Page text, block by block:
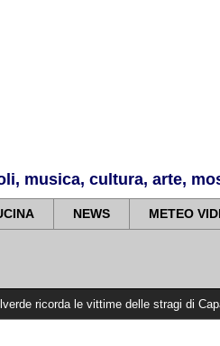
musica, cultura, arte,
NEWS METEO
le vittime delle stragi di Capaci e di via